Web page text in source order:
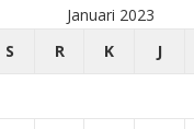
Januari 2023
S R K J